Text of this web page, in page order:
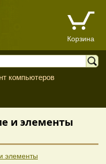
Корзина
компьютеров
и элементы
элементы